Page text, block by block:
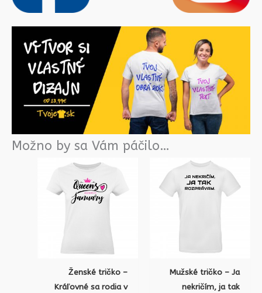
Možno by sa Vám páčilo…
Ženské tričko –
Kráľovné sa rodia v
Mužské tričko – Ja
nekričím, ja tak